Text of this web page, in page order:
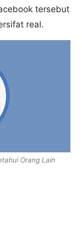
tersebut
real.
Orang Lain